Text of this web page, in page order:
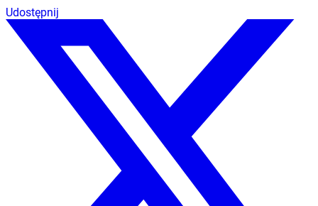
Udostępnij